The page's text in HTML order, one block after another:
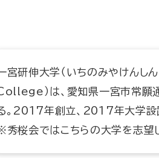
宮研伸大学（いちのみやけん
）は、愛知県一宮市常願
。2017年創立、2017年大学設
秀桜会ではこちらの大学を志望